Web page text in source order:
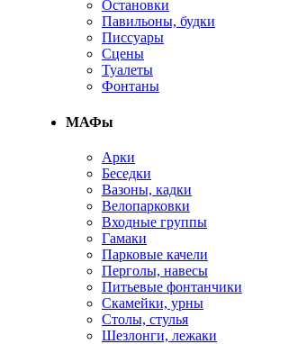
Остановки
Павильоны, будки
Писсуары
Сцены
Туалеты
Фонтаны
МАФы
Арки
Беседки
Вазоны, кадки
Велопарковки
Входные группы
Гамаки
Парковые качели
Перголы, навесы
Питьевые фонтанчики
Скамейки, урны
Столы, стулья
Шезлонги, лежаки